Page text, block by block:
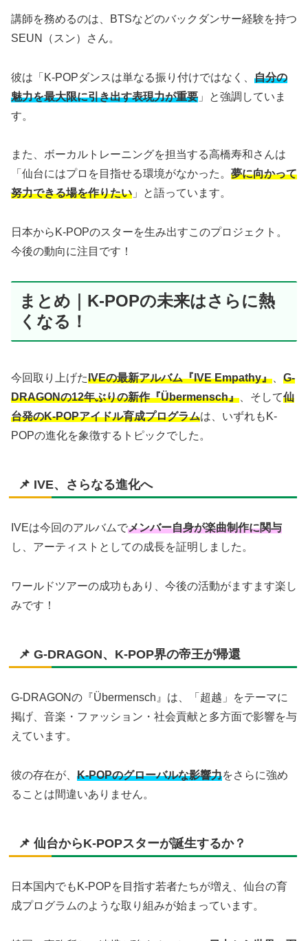
講師を務めるのは、BTSなどのバックダンサー経験を持つ
SEUN（スン）さん。
彼は「K-POPダンスは単なる振り付けではなく、 自分の
魅力を最大限に引き出す表現力が重要 」と強調していま
す。
また、ボーカルトレーニングを担当する高橋寿和さんは
「仙台にはプロを目指せる環境がなかった。 夢に向かって
努力できる場を作りたい 」と語っています。
日本からK-POPのスターを生み出すこのプロジェクト。
今後の動向に注目です！
まとめ｜K-POPの未来はさらに熱
くなる！
今回取り上げたIVEの最新アルバム『IVE Empathy』
G-
DRAGONの12年ぶりの新作『Übermensch』 、そして仙
台発のK-POPアイドル育成プログラムは、いずれもK-
POPの進化を象徴するトピックでした。
📌 IVE、さらなる進化へ
IVEは今回のアルバムでメンバー自身が楽曲制作に関与
し、アーティストとしての成長を証明しました。
ワールドツアーの成功もあり、今後の活動がますます楽し
みです！
📌 G-DRAGON、K-POP界の帝王が帰還
G-DRAGONの『Übermensch』は、「超越」をテーマに
掲げ、音楽・ファッション・社会貢献と多方面で影響を与
えています。
彼の存在が、 K-POPのグローバルな影響力をさらに強め
ることは間違いありません。
📌 仙台からK-POPスターが誕生するか？
日本国内でもK-POPを目指す若者たちが増え、仙台の育
成プログラムのような取り組みが始まっています。